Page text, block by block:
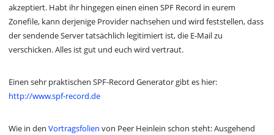
akzeptiert. Habt ihr hingegen einen einen SPF Record in eurem
Zonefile, kann derjenige Provider nachsehen und wird feststellen, dass
der sendende Server tatsächlich legitimiert ist, die E-Mail zu
verschicken. Alles ist gut und euch wird vertraut.
Einen sehr praktischen SPF-Record Generator gibt es hier:
http://www.spf-record.de
Wie in den Vortragsfolien von Peer Heinlein schon steht: Ausgehend